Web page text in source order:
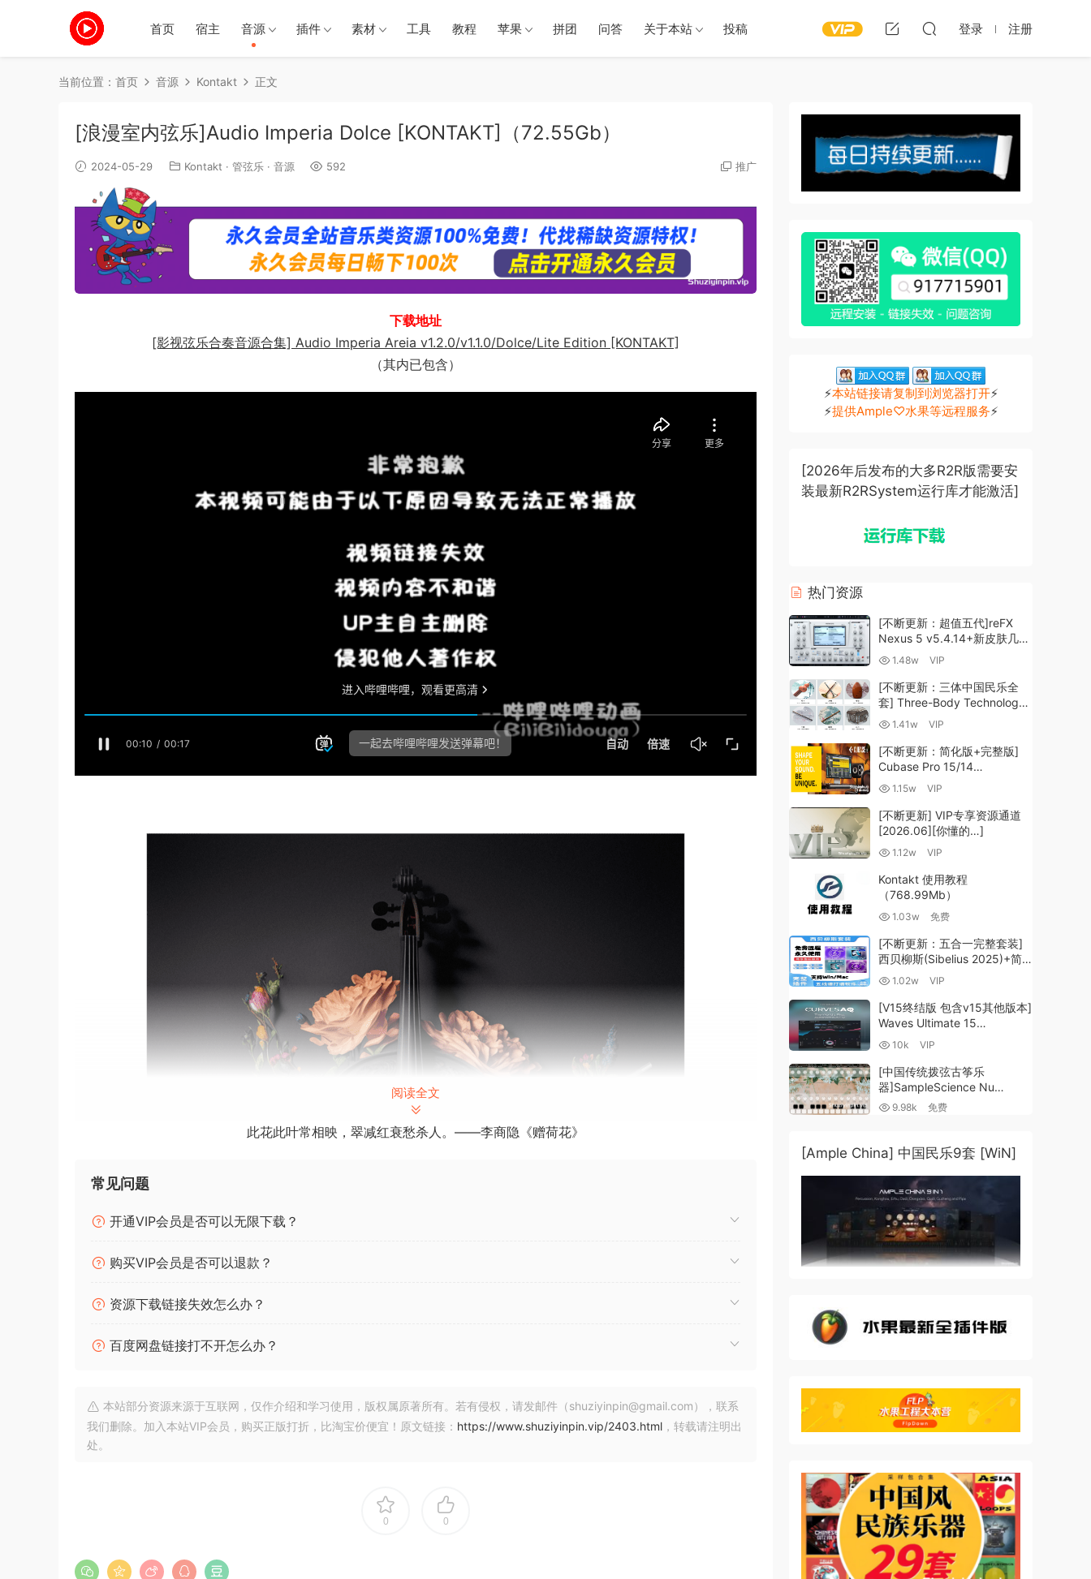
首页 宿主 音源 插件 素材 工具 教程 苹果 拼团 问答 关于本站 投稿 登录 注册
当前位置： 首页 音源 Kontakt 正文
[浪漫室内弦乐]Audio Imperia Dolce [KONTAKT]（72.55Gb）
2024-05-29 Kontakt · 管弦乐 · 音源 592 推广
下载地址
[影视弦乐合奏音源合集] Audio Imperia Areia v1.2.0/v1.1.0/Dolce/Lite Edition [KONTAKT]
（其内已包含）
阅读全文
此花此叶常相映，翠减红衰愁杀人。——李商隐《赠荷花》
常见问题
开通VIP会员是否可以无限下载？
购买VIP会员是否可以退款？
资源下载链接失效怎么办？
百度网盘链接打不开怎么办？
本站部分资源来源于互联网，仅作介绍和学习使用，版权属原著所有。若有侵权，请发邮件（shuziyinpin@gmail.com），联系
我们删除。加入本站VIP会员，购买正版打折，比淘宝价便宜！原文链接： https://www.shuziyinpin.vip/2403.html ，转载请注明出
处。
0 0
⚡本站链接请复制到浏览器打开⚡
⚡提供Ample♡水果等远程服务⚡
[2026年后发布的大多R2R版需要安
装最新R2RSystem运行库才能激活]
热门资源
[不断更新：超值五代]reFX
Nexus 5 v5.4.14+新皮肤几十
套+原厂+全套扩展+教程
1.48w VIP
[不断更新：三体中国民乐全
套] Three-Body Technology-
R2R [WiN, MacOSX]
1.41w VIP
[不断更新：简化版+完整版]
Cubase Pro 15/14
VR/R2R/U2B+原厂音源+插件
MacOSX]（704.0MB+）
1.15w VIP
[不断更新] VIP专享资源通道
[2026.06][你懂的…]
1.12w VIP
Kontakt 使用教程
（768.99Mb）
1.03w 免费
[不断更新：五合一完整套装]
西贝柳斯(Sibelius 2025)+简
谱插件V8+图片识别+音频识别
MacOSX]（80.48GB+）
1.02w VIP
[V15终结版 包含v15其他版本]
Waves Ultimate 15
v25.05.27+一键安装版+安装
MacOSX]
（4.1GB+10.2GB+9.6GB）
10k VIP
[中国传统拨弦古筝乐
器]SampleScience Nu
Guzheng v2.0 x64 VST
9.98k 免费
[Ample China] 中国民乐9套 [WiN]